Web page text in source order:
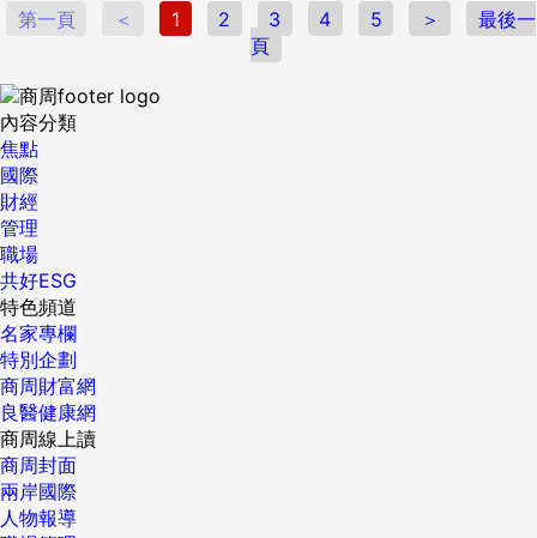
高層們暢談理念願景，「於是進一步感受到公司的用心，總願
意傾聽站在第一線人員的聲音，認真看待互相合作的夥伴關
係」，讓人更樂意全心投注，把這份工作當成終身事業。 以能
聽的耳與受教的心汲取成功法則 因此耕耘至今十七年，邱鈺蓓
始終無悔堅守這份事業，並且對於正考慮加入或剛加入玫琳凱
的有志青年，也大方揭示自己的成功心法，「首先，必須把玫
琳凱的愛與文化，帶到家人跟朋友身邊，讓他們感受到你的改
變」，她經常看見資深督導是用愛，去包容、去理解與去傾聽
他人，包括她們的下一代，「我自己就有兩位小孩，非常關心
教養問題，曾經請教過如何才能培養出優秀孩子，她們都異口
同聲回應，關鍵是讚美與鼓勵，如同玫琳凱傳遞的『讚美別人
直到成功』信念」，所以只要懂得善用愛的語言，不僅有助於
家庭和樂，人際關係也能加溫，替事業奠定穩固基石。 接著，
邱鈺蓓強調想成功，還應該緊緊跟隨成功人士的腳步，因為他
們的實務經驗與心得體會，比起自行摸索來得受用，可以減少
不必犯的錯誤，目前帶領兩百多人團隊的她，便時時苦口婆心
叮嚀要有能聽的耳與受教的心，只要願意不斷付出與學習，絕
對有機會在玫琳凱取得成功，「我就是一路追隨老師或優秀督
導的指導，認真參與每一次培訓，把專業技能補齊，把信心建
立起來」，一旦容許放下身段「掏空」自己，裝進別人寶貴的
第一頁 ＜ 1 2 3 4 5 ＞
最後一
頁
內容分類
焦點
國際
財經
管理
職場
共好ESG
特色頻道
名家專欄
特別企劃
商周財富網
良醫健康網
商周線上讀
商周封面
兩岸國際
人物報導